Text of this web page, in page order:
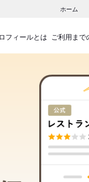
ホーム
フィールとは ご利用まで
ロフィールサービス